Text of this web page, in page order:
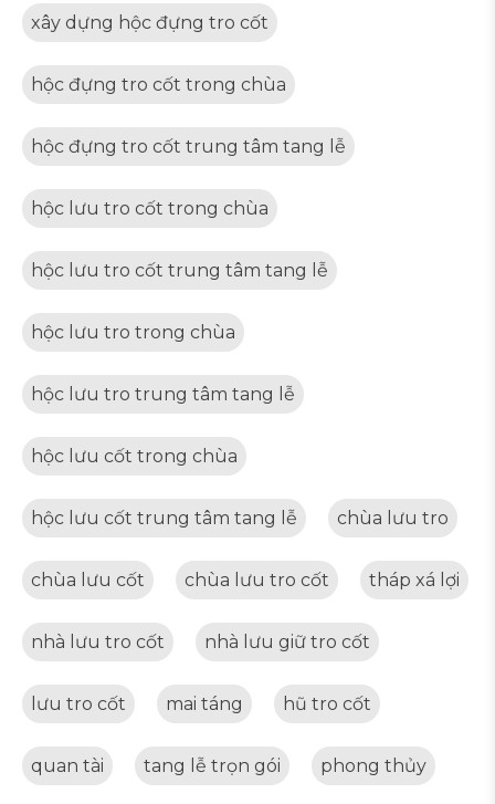
xây dựng hộc đựng tro cốt
hộc đựng tro cốt trong chùa
hộc đựng tro cốt trung tâm tang lễ
hộc lưu tro cốt trong chùa
hộc lưu tro cốt trung tâm tang lễ
hộc lưu tro trong chùa
hộc lưu tro trung tâm tang lễ
hộc lưu cốt trong chùa
hộc lưu cốt trung tâm tang lễ chùa lưu tro
chùa lưu cốt chùa lưu tro cốt tháp xá lợi
nhà lưu tro cốt nhà lưu giữ tro cốt
lưu tro cốt mai táng hũ tro cốt
quan tài tang lễ trọn gói phong thủy